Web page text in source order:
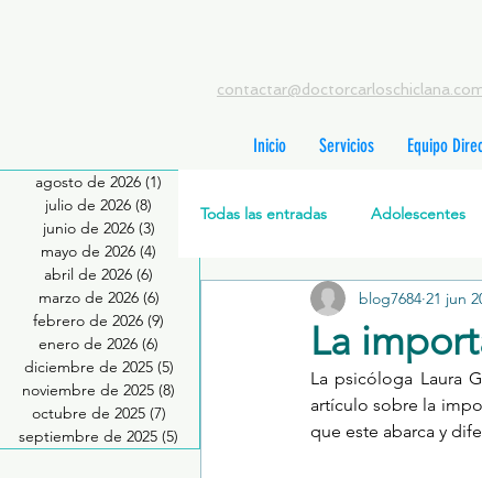
Inicio Servicios Equipo
agosto de 2026 (1)
julio de 2026 (8) 8 entradas
junio de 2026 (3)
mayo de 2026 (4)
abril de 2026 (6)
marzo de 2026 (6)
febrero de 2026 (9)
enero de 2026 (6)
diciembre de 2025 (5)
noviembre de 2025 (8)
octubre de 2025 (7)
septiembre de 2025 (5)
Todas las entradas Adolescentes
Salud Mental Perinatal
Formación profesionales
La
blog7684 21 jun
La psicóloga Laura
artículo sobre la
que este abarca y